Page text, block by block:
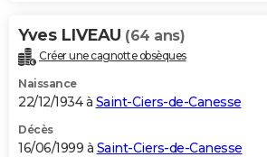
Yves LIVEAU (64 ans)
Créer une cagnotte obsèques
Naissance
22/12/1934 à Saint-Ciers-de-Canesse
Décès
16/06/1999 à Saint-Ciers-de-Canesse